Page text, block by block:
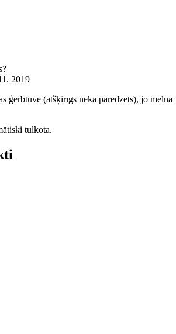
2019
ģērbtuvē (atšķirīgs nekā paredzēts), jo melnā
tulkota.